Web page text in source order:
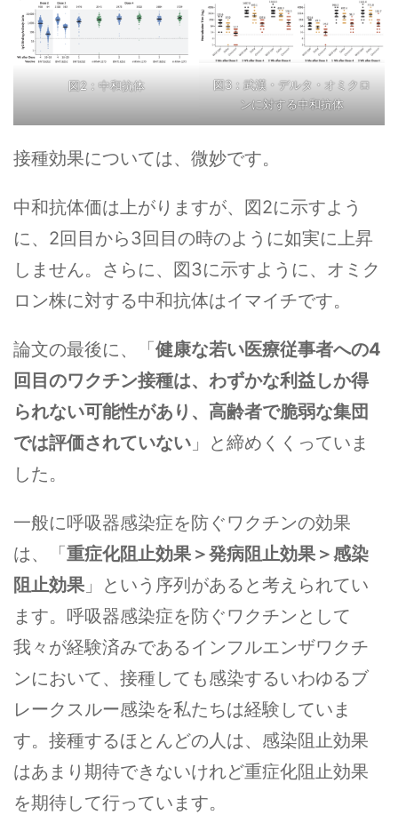
図2：中和抗体
図3：武漢・デルタ・オミクロ
ンに対する中和抗体
接種効果については、微妙です。
中和抗体価は上がりますが、図2に示すよう
に、2回目から3回目の時のように如実に上昇
しません。さらに、図3に示すように、オミク
ロン株に対する中和抗体はイマイチです。
論文の最後に、「健康な若い医療従事者への4
回目のワクチン接種は、わずかな利益しか得
られない可能性があり、高齢者で脆弱な集団
では評価されていない 」と締めくくっていま
した。
一般に呼吸器感染症を防ぐワクチンの効果
は、「重症化阻止効果＞発病阻止効果＞感染
阻止効果 」という序列があると考えられてい
ます。呼吸器感染症を防ぐワクチンとして
我々が経験済みであるインフルエンザワクチ
ンにおいて、接種しても感染するいわゆるブ
レークスルー感染を私たちは経験していま
す。接種するほとんどの人は、感染阻止効果
はあまり期待できないけれど重症化阻止効果
を期待して行っています。